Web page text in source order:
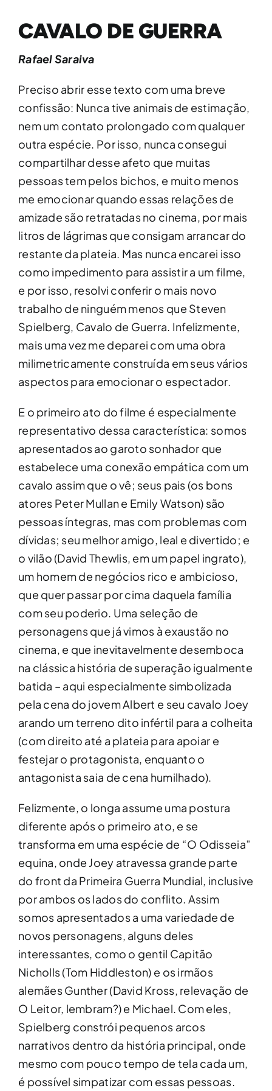
CAVALO DE GUERRA
Rafael Saraiva
Preciso abrir esse texto com uma breve
confissão: Nunca tive animais de estimação,
nem um contato prolongado com qualquer
outra espécie. Por isso, nunca consegui
compartilhar desse afeto que muitas
pessoas tem pelos bichos, e muito menos
me emocionar quando essas relações de
amizade são retratadas no cinema, por mais
litros de lágrimas que consigam arrancar do
restante da plateia. Mas nunca encarei isso
como impedimento para assistir a um filme,
e por isso, resolvi conferir o mais novo
trabalho de ninguém menos que Steven
Spielberg, Cavalo de Guerra. Infelizmente,
mais uma vez me deparei com uma obra
milimetricamente construída em seus vários
aspectos para emocionar o espectador.
E o primeiro ato do filme é especialmente
representativo dessa característica: somos
apresentados ao garoto sonhador que
estabelece uma conexão empática com um
cavalo assim que o vê; seus pais (os bons
atores Peter Mullan e Emily Watson) são
pessoas íntegras, mas com problemas com
dívidas; seu melhor amigo, leal e divertido; e
o vilão (David Thewlis, em um papel ingrato),
um homem de negócios rico e ambicioso,
que quer passar por cima daquela família
com seu poderio. Uma seleção de
personagens que já vimos à exaustão no
cinema, e que inevitavelmente desemboca
na clássica história de superação igualmente
batida – aqui especialmente simbolizada
pela cena do jovem Albert e seu cavalo Joey
arando um terreno dito infértil para a colheita
(com direito até a plateia para apoiar e
festejar o protagonista, enquanto o
antagonista saia de cena humilhado).
Felizmente, o longa assume uma postura
diferente após o primeiro ato, e se
transforma em uma espécie de “O Odisseia”
equina, onde Joey atravessa grande parte
do front da Primeira Guerra Mundial, inclusive
por ambos os lados do conflito. Assim
somos apresentados a uma variedade de
novos personagens, alguns deles
interessantes, como o gentil Capitão
Nicholls (Tom Hiddleston) e os irmãos
alemães Gunther (David Kross, relevação de
O Leitor, lembram?) e Michael. Com eles,
Spielberg constrói pequenos arcos
narrativos dentro da história principal, onde
mesmo com pouco tempo de tela cada um,
é possível simpatizar com essas pessoas.